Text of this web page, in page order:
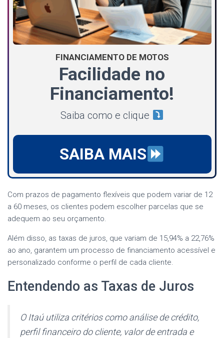
FINANCIAMENTO DE MOTOS
Facilidade no
Financiamento!
Saiba como e clique
SAIBA MAIS
Com prazos de pagamento flexíveis que podem variar de 12
a 60 meses, os clientes podem escolher parcelas que se
adequem ao seu orçamento.
Além disso, as taxas de juros, que variam de 15,94% a 22,76%
ao ano, garantem um processo de financiamento acessível e
personalizado conforme o perfil de cada cliente.
Entendendo as Taxas de Juros
O Itaú utiliza critérios como análise de crédito,
perfil financeiro do cliente, valor de entrada e